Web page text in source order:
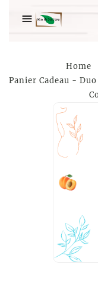

Home
Panier Cadeau -